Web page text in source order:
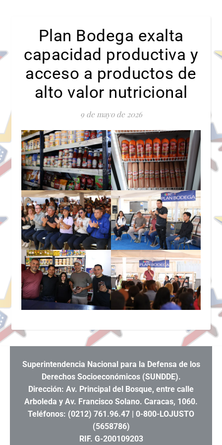
Plan Bodega exalta
capacidad productiva y
acceso a productos de
alto valor nutricional
9 de mayo de 2026
Superintendencia Nacional para la Defensa de los
Derechos Socioeconómicos (SUNDDE).
Dirección: Av. Principal del Bosque, entre calle
Arboleda y Av. Francisco Solano. Caracas, 1060.
Teléfonos: (0212) 761.96.47 | 0-800-LOJUSTO
(5658786)
RIF. G-200109203